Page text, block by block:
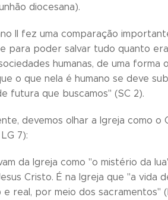
diocesana).
II fez uma comparação
poder salvar tudo quanto
humanas, de uma forma
o que nela é humano se deve
futura que buscamos" (SC 2).
devemos olhar a Igreja como
7):
da Igreja como "o mistério da
Cristo. É na Igreja que "a vida
real, por meio dos sacramentos"